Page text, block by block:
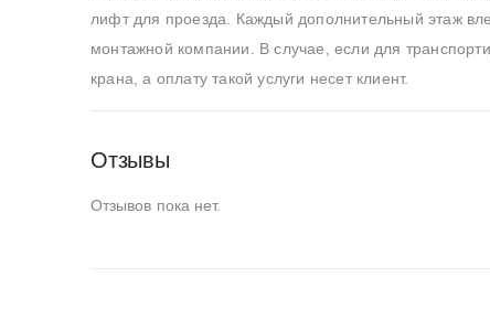
лифт для проезда. Каждый дополнительный этаж
монтажной компании. В случае, если для
крана, а оплату такой услуги несет клиент.
Отзывы
Отзывов пока нет.